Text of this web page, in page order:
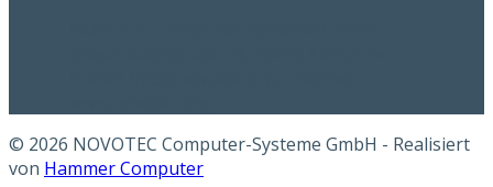
© 2026 NOVOTEC Computer-Systeme GmbH - Realisiert
von Hammer Computer